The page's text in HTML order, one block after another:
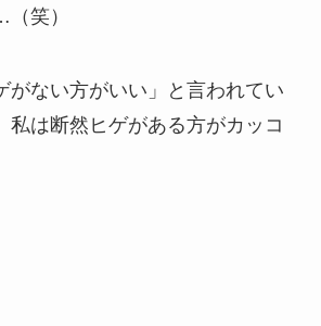
笑）
がない方がいい」と言われてい
私は断然ヒゲがある方がカッコ